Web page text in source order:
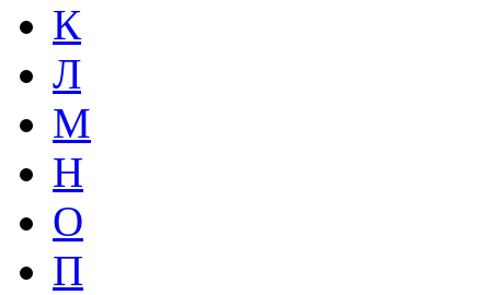
К
Л
М
Н
О
П